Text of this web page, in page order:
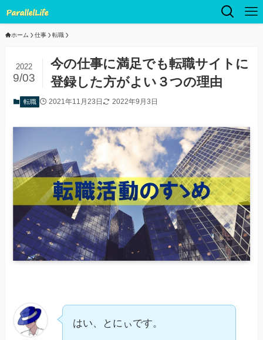
ホーム 仕事 転職
今の仕事に満足でも転職サイトに
登録した方がよい３つの理由
2022
9/03
転職 2021年11月23日 2022年9月3日
はい、とにぃです。